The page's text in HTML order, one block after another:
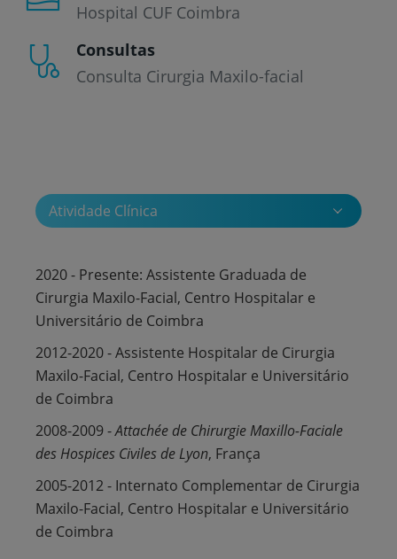
Hospital CUF Coimbra
Consultas
Consulta Cirurgia Maxilo-facial
Atividade Clínica
2020 - Presente: Assistente Graduada de
Cirurgia Maxilo-Facial, Centro Hospitalar e
Universitário de Coimbra
2012-2020 - Assistente Hospitalar de Cirurgia
Maxilo-Facial, Centro Hospitalar e Universitário
de Coimbra
2008-2009 -Attachée de Chirurgie Maxillo-Faciale
des Hospices Civiles de Lyon, França
2005-2012 - Internato Complementar de Cirurgia
Maxilo-Facial, Centro Hospitalar e Universitário
de Coimbra